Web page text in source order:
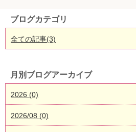
スタッフ募集中
ブログカテゴリ
全ての記事(3)
月別ブログアーカイブ
2026 (0)
2026/08 (0)